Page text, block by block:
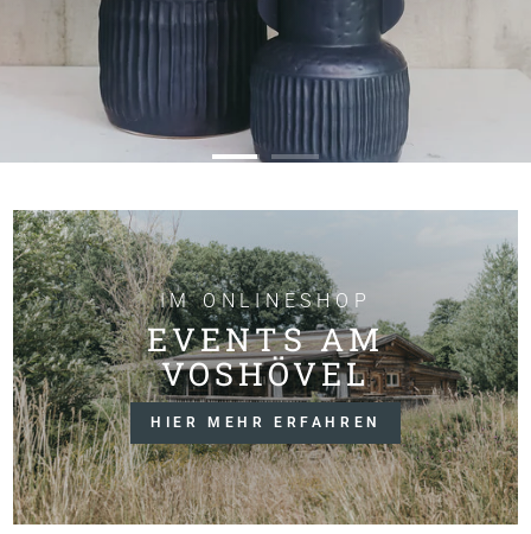
IM ONLINESHOP
EVENTS AM
VOSHÖVEL
HIER MEHR ERFAHREN